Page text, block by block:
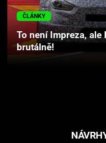
ČLÁNKY
To není Impreza, ale
brutálně!